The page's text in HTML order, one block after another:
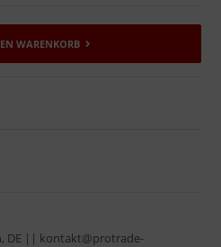
WARENKORB
DE || kontakt@protrade-